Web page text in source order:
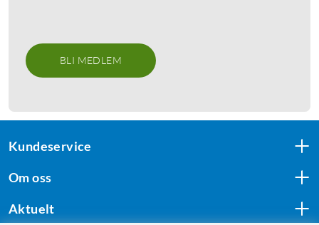
BLI MEDLEM
Kundeservice
Om oss
Aktuelt